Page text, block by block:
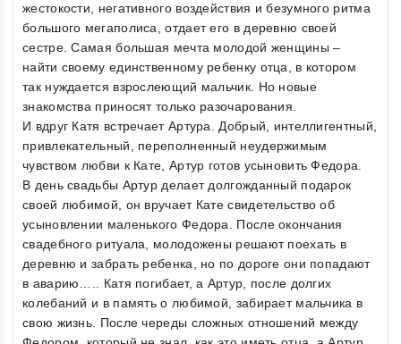
жестокости, негативного воздействия и безумного ритма
большого мегаполиса, отдает его в деревню своей
сестре. Самая большая мечта молодой женщины –
найти своему единственному ребенку отца, в котором
так нуждается взрослеющий мальчик. Но новые
знакомства приносят только разочарования.
И вдруг Катя встречает Артура. Добрый, интеллигентный,
привлекательный, переполненный неудержимым
чувством любви к Кате, Артур готов усыновить Федора.
В день свадьбы Артур делает долгожданный подарок
своей любимой, он вручает Кате свидетельство об
усыновлении маленького Федора. После окончания
свадебного ритуала, молодожены решают поехать в
деревню и забрать ребенка, но по дороге они попадают
в аварию….. Катя погибает, а Артур, после долгих
колебаний и в память о любимой, забирает мальчика в
свою жизнь. После череды сложных отношений между